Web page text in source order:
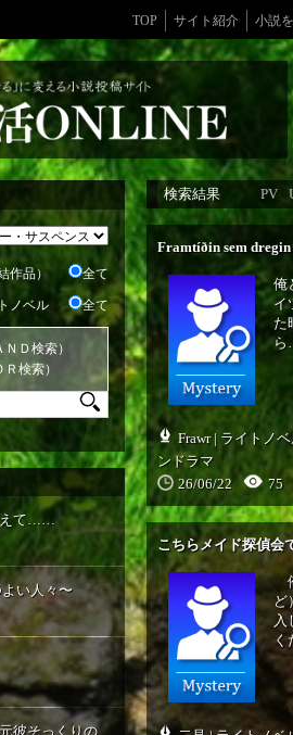
TOP サイト紹介 小説
作品） 全て
ノベル 全て
Ｄ検索）
検索）
えて……
い人々〜
彼そっくりの
検索結果 PV
Framtíðin sem dregin
俺
イ
た
ら
Frаwr| ライトノ
ンドラマ
26/06/22
75
こちらメイド探偵会
ど
入
く